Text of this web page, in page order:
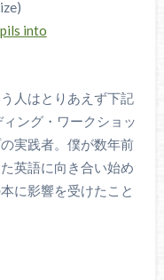
into
人はとりあえず下記
ング・ワークショッ
実践者。僕が数年前
英語に向き合い始め
に影響を受けたこと